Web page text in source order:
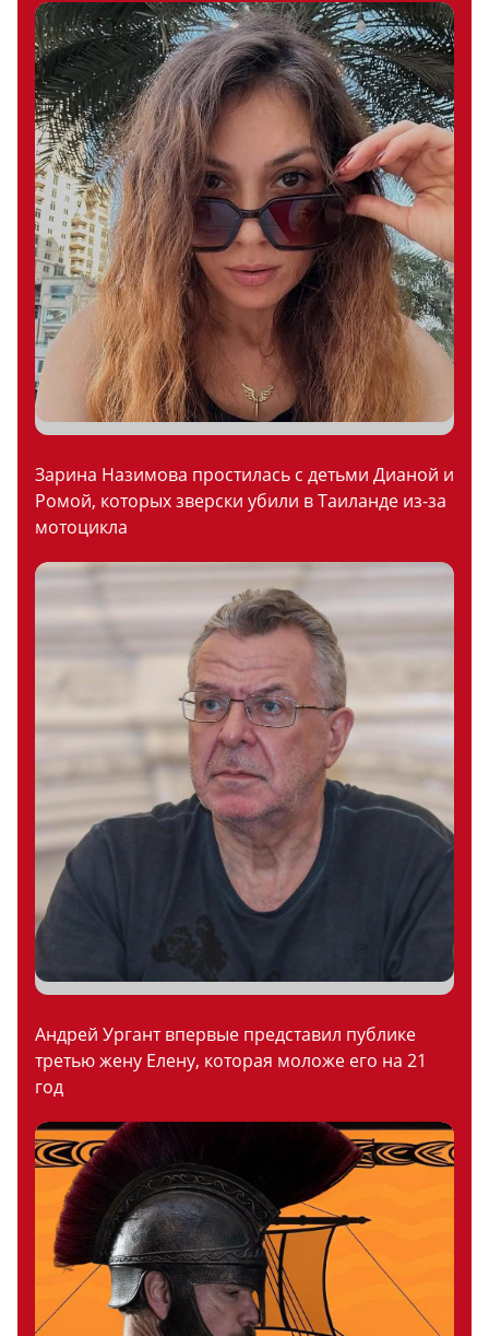
Зарина Назимова простилась с детьми Дианой и
Ромой, которых зверски убили в Таиланде из-за
мотоцикла
Андрей Ургант впервые представил публике
третью жену Елену, которая моложе его на 21
год